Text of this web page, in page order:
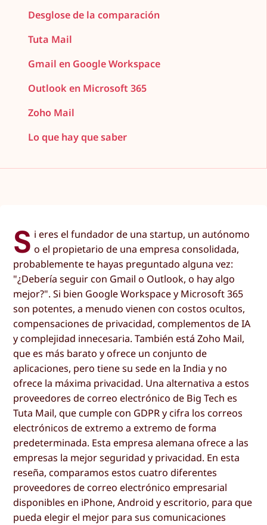
Desglose de la comparación
Tuta Mail
Gmail en Google Workspace
Outlook en Microsoft 365
Zoho Mail
Lo que hay que saber
S i eres el fundador de una startup, un autónomo
o el propietario de una empresa consolidada,
probablemente te hayas preguntado alguna vez:
"¿Debería seguir con Gmail o Outlook, o hay algo
mejor?". Si bien Google Workspace y Microsoft 365
son potentes, a menudo vienen con costos ocultos,
compensaciones de privacidad, complementos de IA
y complejidad innecesaria. También está Zoho Mail,
que es más barato y ofrece un conjunto de
aplicaciones, pero tiene su sede en la India y no
ofrece la máxima privacidad. Una alternativa a estos
proveedores de correo electrónico de Big Tech es
Tuta Mail, que cumple con GDPR y cifra los correos
electrónicos de extremo a extremo de forma
predeterminada. Esta empresa alemana ofrece a las
empresas la mejor seguridad y privacidad. En esta
reseña, comparamos estos cuatro diferentes
proveedores de correo electrónico empresarial
disponibles en iPhone, Android y escritorio, para que
pueda elegir el mejor para sus comunicaciones